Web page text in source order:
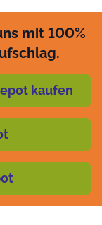
mit 100%
kaufen